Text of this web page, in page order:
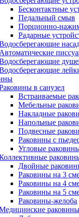
Бесконтактные
Педальный смыв
Порционно-
Радарные
Автоматические
в санузел
Встраиваемые
Мебельные
Накладные
Напольные
Подвесные
Раковины с
Угловые
Двойные
Раковины на 3
Раковины на 4
Раковины на 5
Раковины-желоба
раковины